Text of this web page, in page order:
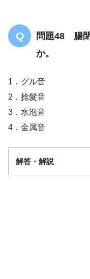
問題48 腸
か。
1．グル音
2．捻髮音
3．水泡音
4．金属音
解答・解説